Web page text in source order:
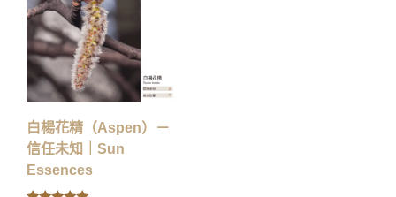
白楊花精（Aspen）－
信任未知｜Sun
Essences